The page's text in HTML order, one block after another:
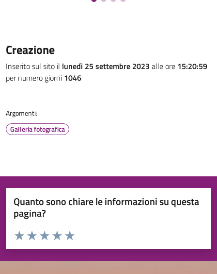
Creazione
Inserito sul sito il lunedì 25 settembre 2023 alle ore 15:20:59
per numero giorni 1046
Argomenti:
Galleria fotografica
Quanto sono chiare le informazioni su questa
pagina?
Valuta da 1 a 5 stelle la pagina
Valuta 5 stelle su 5
Valuta 4 stelle su 5
Valuta 3 stelle su 5
Valuta 2 stelle su 5
Valuta 1 stelle su 5